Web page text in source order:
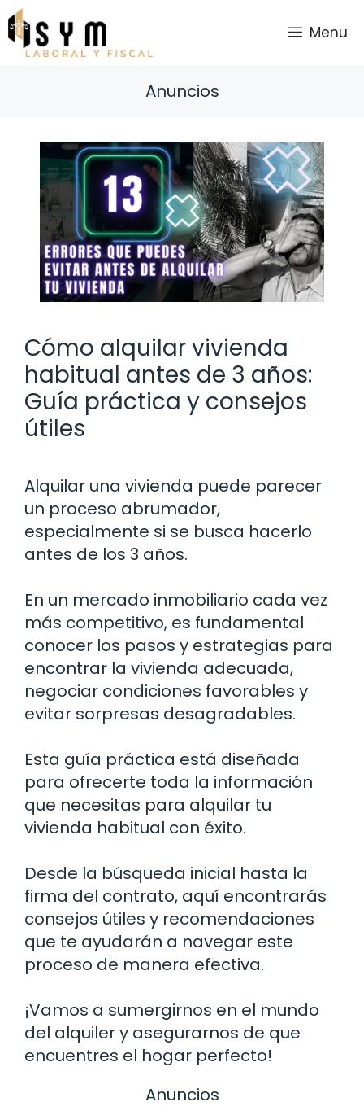
Saltar
al
contenido
Menu
Anuncios
Cómo alquilar vivienda
habitual antes de 3 años:
Guía práctica y consejos
útiles
Alquilar una vivienda puede parecer
un proceso abrumador,
especialmente si se busca hacerlo
antes de los 3 años.
En un mercado inmobiliario cada vez
más competitivo, es fundamental
conocer los pasos y estrategias para
encontrar la vivienda adecuada,
negociar condiciones favorables y
evitar sorpresas desagradables.
Esta guía práctica está diseñada
para ofrecerte toda la información
que necesitas para alquilar tu
vivienda habitual con éxito.
Desde la búsqueda inicial hasta la
firma del contrato, aquí encontrarás
consejos útiles y recomendaciones
que te ayudarán a navegar este
proceso de manera efectiva.
¡Vamos a sumergirnos en el mundo
del alquiler y asegurarnos de que
encuentres el hogar perfecto!
Anuncios